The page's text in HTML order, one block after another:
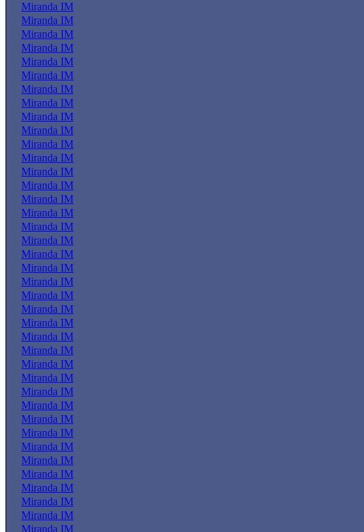
Miranda IM
Miranda IM
Miranda IM
Miranda IM
Miranda IM
Miranda IM
Miranda IM
Miranda IM
Miranda IM
Miranda IM
Miranda IM
Miranda IM
Miranda IM
Miranda IM
Miranda IM
Miranda IM
Miranda IM
Miranda IM
Miranda IM
Miranda IM
Miranda IM
Miranda IM
Miranda IM
Miranda IM
Miranda IM
Miranda IM
Miranda IM
Miranda IM
Miranda IM
Miranda IM
Miranda IM
Miranda IM
Miranda IM
Miranda IM
Miranda IM
Miranda IM
Miranda IM
Miranda IM
Miranda IM